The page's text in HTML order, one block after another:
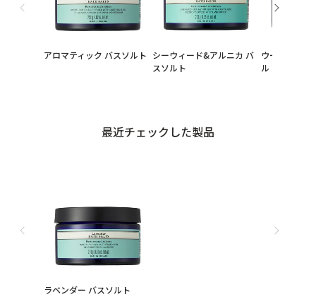
アロマティック バスソルト シーウィード&アルニカ バ
スソルト
ウーマンズバ
ルト
最近チェックした製品
ラベンダー バスソルト